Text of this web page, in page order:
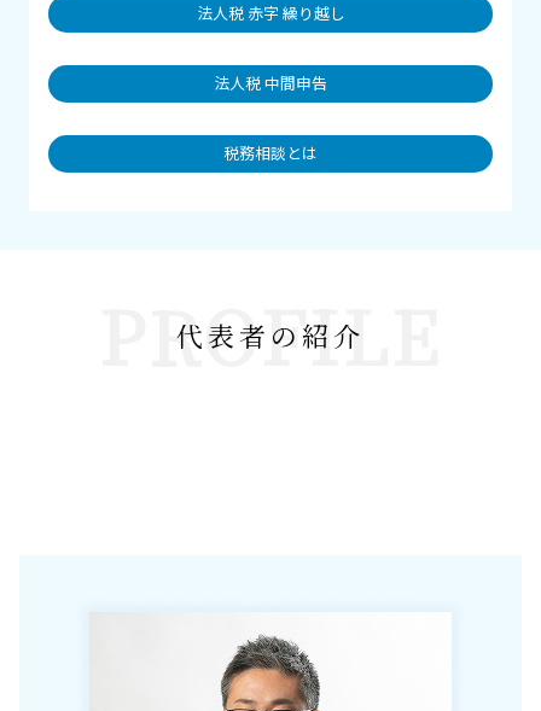
法人税 赤字 繰り越し
法人税 中間申告
税務相談とは
PROFILE
代表者の紹介